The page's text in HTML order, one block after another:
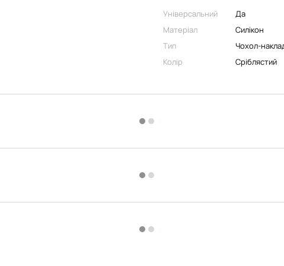
Універсальний
Да
Матеріал
Силікон
Тип
Чохол-
Колір
Сріблястий